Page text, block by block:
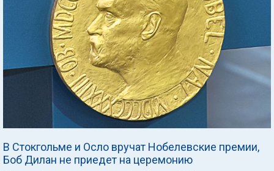
В Стокгольме и Осло вручат Нобелевские премии,
Боб Дилан не приедет на церемонию